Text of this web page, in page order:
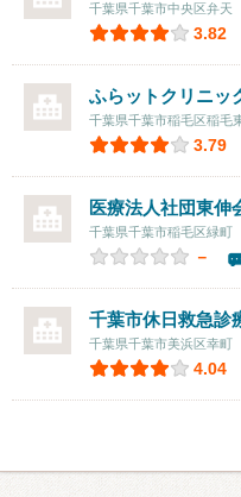
千葉県千葉市中央区弁天
3.82
ふらットクリニッ
千葉県千葉市稲毛区稲毛
3.79
医療法人社団東伸
千葉県千葉市稲毛区緑町
－
千葉市休日救急診
千葉県千葉市美浜区幸町
4.04